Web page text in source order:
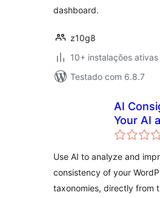
dashboard.
z10g8
10+ instalações ativas
Testado com 6.8.7
AI
Your AI
for
Use AI to analyze and
consistency of your
taxonomies, directly from